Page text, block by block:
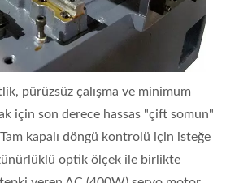
pürüzsüz çalışma ve minimum
için son derece hassas "çift somun"
kapalı döngü kontrolü için isteğe
optik ölçek ile birlikte